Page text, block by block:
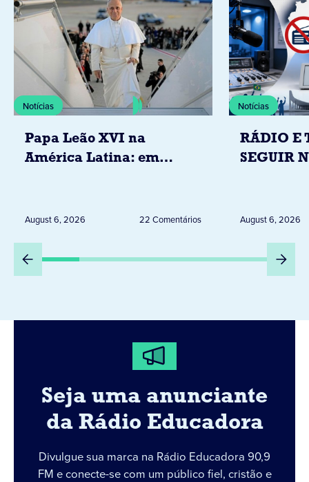
Notícias
Papa Leão XVI na
América Latina: em
Peru
August 6, 2026 22 Comentários
Notícias
RÁDIO E
SEGUIR
DESTA
August 6, 2026
Seja uma anunciante
da Rádio Educadora
Divulgue sua marca na Rádio Educadora 90,9
FM e conecte-se com um público fiel, cristão e